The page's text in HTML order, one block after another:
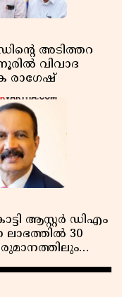
അടിത്തറ
വിവാദ
രാഗേഷ്
ആസ്റ്റർ ഡിഎം
ലാഭത്തിൽ 30